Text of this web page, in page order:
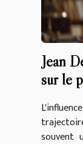
Jean
sur le
souvent